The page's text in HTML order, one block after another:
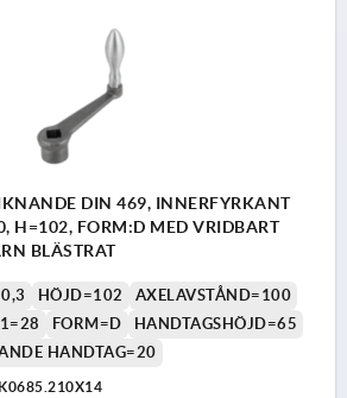
DIN 469, INNERFYRKANT
H=102, FORM:D MED VRIDBART
BLÄSTRAT
HÖJD=102
AXELAVSTÅND=100
FORM=D
HANDTAGSHÖJD=65
HANDTAG=20
K0685.210X14